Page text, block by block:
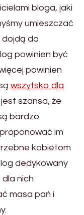
bloga, jaki
umieszczać
dojdą do
powinien być
powinien
wszytsko dla
szansa, że
bardzo
im
kobietom
dedykowany
nich
masa pań i